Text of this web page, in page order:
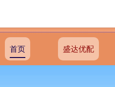
首页 盛达优配